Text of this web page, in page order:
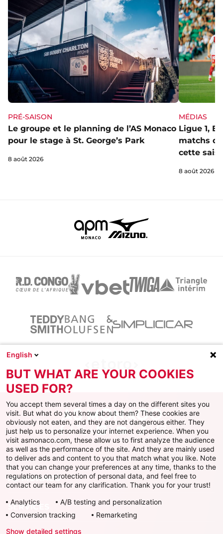
PRÉ-SAISON
Le groupe et le planning de l’AS Monaco
pour le stage à St. George’s Park
8 août 2026
MÉDIAS
Ligue 1,
matchs
cette
8 août 2026
Facebook
X Instagram
YoutubeTikTokTwitch
AS MONACO
SERVICES
English
BUT WHAT ARE YOUR COOKIES
USED FOR?
You accept them several times a day on the different sites you
visit. But what do you know about them? These cookies are
obviously not eaten, and they are not dangerous either. They
just help us to personalize your internet experience. When you
visit asmonaco.com, these allow us to first analyze the audience
as well as the performance of the site. And they are mainly used
to deliver ads and content to you that match what you like. Note
that you can change your preferences at any time, thanks to the
regulations on protection of personal data, and feel free to
contact our team for any clarification. Thank you for your trust!
Analytics
A/B testing and personalization
Conversion tracking
Remarketing
Show detailed settings